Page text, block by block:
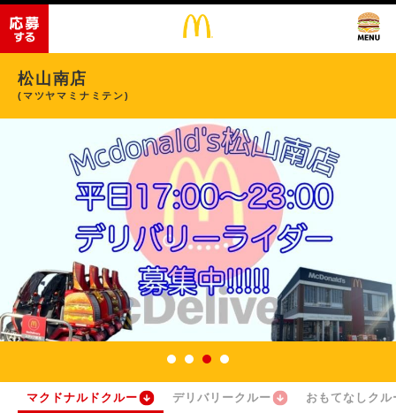
松山南店
(マツヤマミナミテン)
マクドナルドクルー デリバリークルー おもてなしクル